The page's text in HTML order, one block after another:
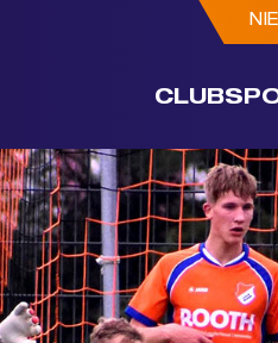
CLUB